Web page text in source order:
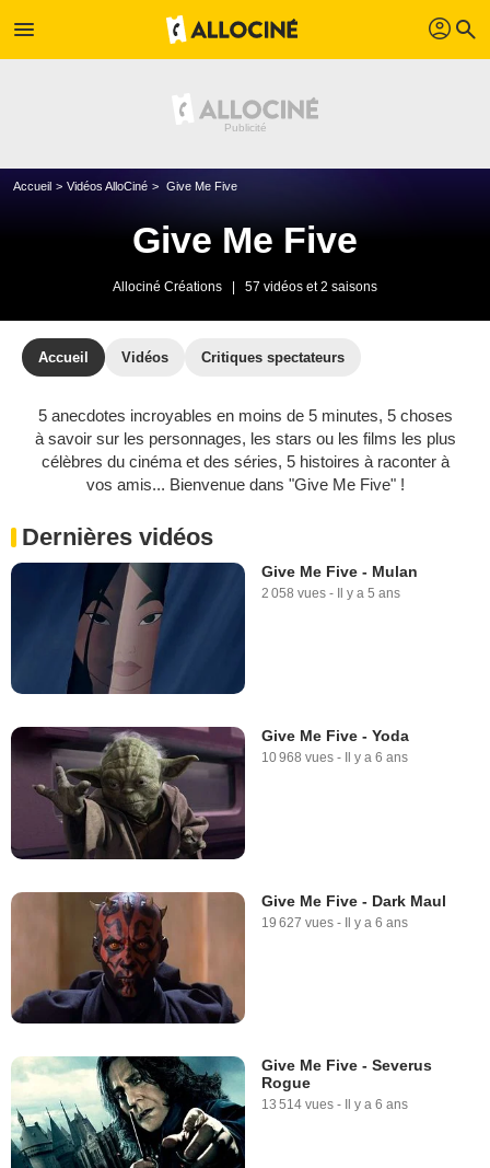
menu profil search
Accueil Vidéos AlloCiné Give Me Five
Give Me Five
Allociné Créations 57 vidéos et 2 saisons
Accueil Vidéos Critiques spectateurs
5 anecdotes incroyables en moins de 5 minutes, 5 choses
à savoir sur les personnages, les stars ou les films les plus
célèbres du cinéma et des séries, 5 histoires à raconter à
vos amis... Bienvenue dans "Give Me Five" !
Dernières vidéos
Give Me Five - Mulan
2 058 vues - Il y a 5 ans
Give Me Five - Yoda
10 968 vues - Il y a 6 ans
Give Me Five - Dark Maul
19 627 vues - Il y a 6 ans
Give Me Five - Severus
Rogue
13 514 vues - Il y a 6 ans